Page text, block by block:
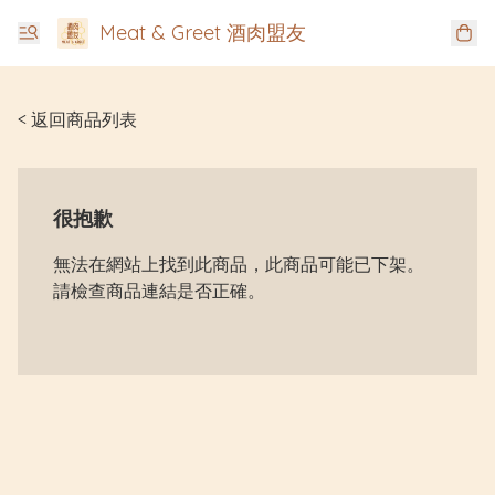
Meat & Greet 酒肉盟友
< 返回商品列表
很抱歉
無法在網站上找到此商品，此商品可能已下架。
請檢查商品連結是否正確。